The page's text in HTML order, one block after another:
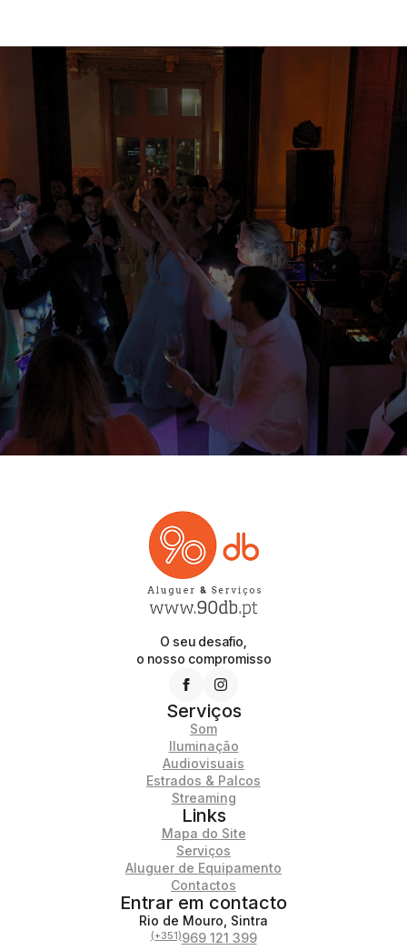
O seu desafio,
o nosso compromisso
Serviços
Som
Iluminação
Audiovisuais
Estrados & Palcos
Streaming
Links
Mapa do Site
Serviços
Aluguer de Equipamento
Contactos
Entrar em contacto
Rio de Mouro, Sintra
(+351)969 121 399